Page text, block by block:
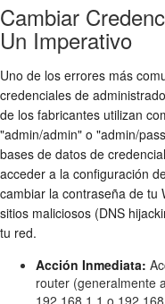
Cambiar
Un Imperativo
Uno de los errores más
credenciales de
de los fabricantes utilizan
"admin/admin" o "admin/
bases de datos de
acceder a la configuración
cambiar la contraseña de tu
sitios maliciosos (DNS
tu red.
Acción Inmediata:
router (generalmente